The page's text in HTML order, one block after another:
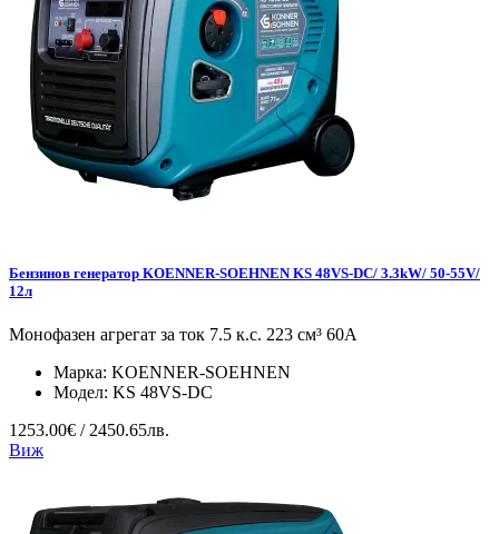
Бензинов генератор KOENNER-SOEHNEN KS 48VS-DC/ 3.3kW/ 50-55V/
12л
Монофазен агрегат за ток 7.5 к.с. 223 см³ 60А
Марка: KOENNER-SOEHNEN
Модел: KS 48VS-DC
1253.00€ / 2450.65лв.
Виж